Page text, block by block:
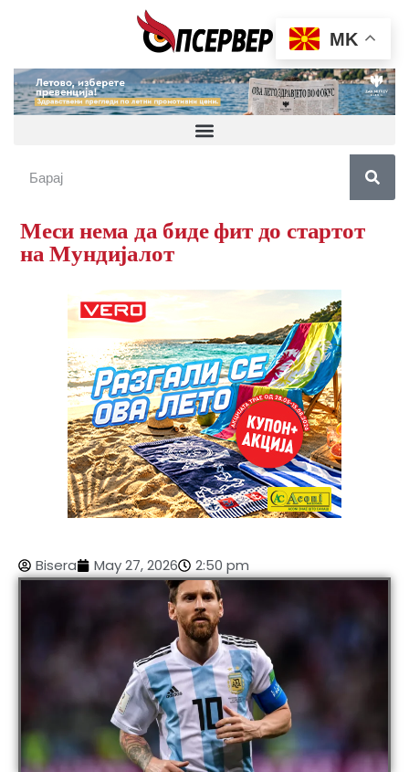
Меси нема да биде фит до стартот
на Мундијалот
Bisera May 27, 2026 2:50 pm
MK